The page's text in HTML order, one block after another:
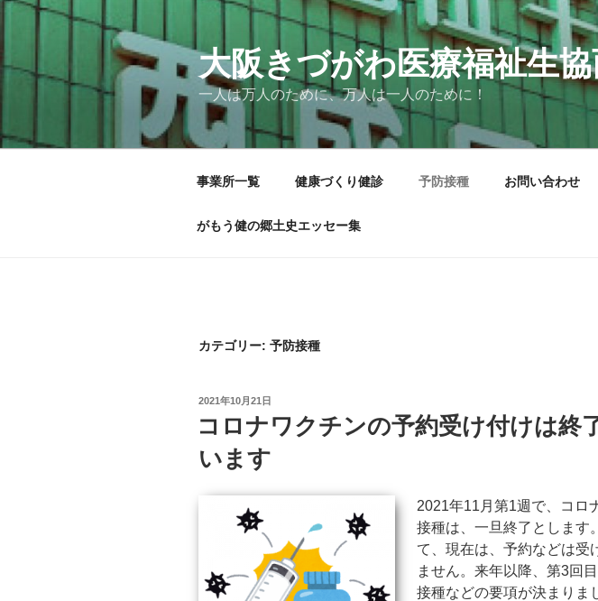
ン
ス
大阪きづがわ医療福祉生
一人は万人のために、万人は一人のために！
事業所一覧 健康づくり健診 予防接種 お問い合わせ
がもう健の郷土史エッセー集
カテゴリー: 予防接種
投
日:
2021年10月21日
コロナワクチンの予約受け付けは終
います
2021年11月第1週で、コロ
接種は、一旦終了とします
て、現在は、予約などは受
ません。来年以降、第3回
接種などの要項が決まりま